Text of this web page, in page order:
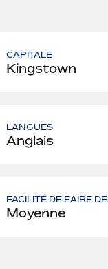
CAPITALE
Kingstown
LANGUES
Anglais
FACILITÉ DE FAIRE
Moyenne